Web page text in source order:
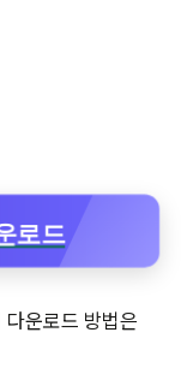
로드
운로드 방법은